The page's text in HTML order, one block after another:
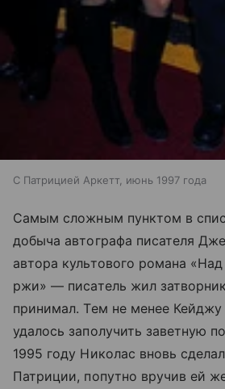
С Патрицией Аркетт, июнь 1997 года
Самым сложным пунктом в
добыча автографа писателя
автора культового романа
ржи» — писатель жил
принимал. Тем не менее
удалось заполучить заветную
1995 году Николас вновь
Патриции, попутно вручив ей